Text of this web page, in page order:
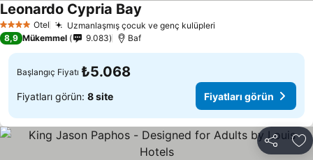
4 Yıldız Otel Uzmanlaşmış çocuk ve genç kulüpleri
Leonardo Cypria Bay
8,9 Mükemmel 9.083 Baf
Başlangıç Fiyatı ₺5.068
Fiyatları görün: 8 site Fiyatları görün
Paylaş